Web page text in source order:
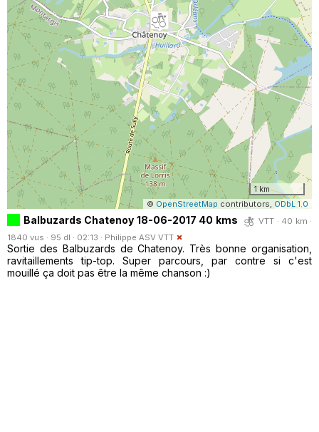
1 km
© OpenStreetMap contributors, ODbL 1.0
Balbuzards Chatenoy 18-06-2017 40 kms
VTT · 40 km ·
1840 vus · 95 dl · 02:13 · Philippe ASV VTT
Sortie des Balbuzards de Chatenoy. Très bonne organisation,
ravitaillements tip-top. Super parcours, par contre si c'est
mouillé ça doit pas être la même chanson :)